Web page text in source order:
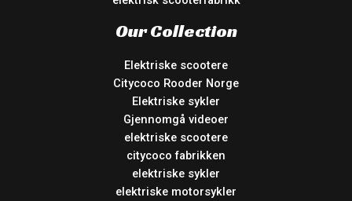
Our Collection
Elektriske scootere
Citycoco Rooder Norge
Elektriske sykler
Gjennomgå videoer
elektriske scootere
citycoco fabrikken
elektriske sykler
elektriske motorsykler